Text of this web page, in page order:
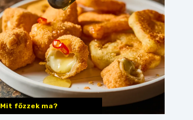
Mit főzzek ma?